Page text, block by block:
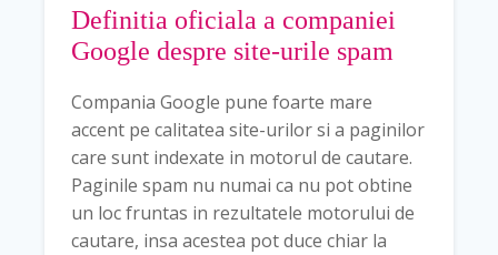
Definitia oficiala a companiei
Google despre site-urile spam
Compania Google pune foarte mare
accent pe calitatea site-urilor si a paginilor
care sunt indexate in motorul de cautare.
Paginile spam nu numai ca nu pot obtine
un loc fruntas in rezultatele motorului de
cautare, insa acestea pot duce chiar la